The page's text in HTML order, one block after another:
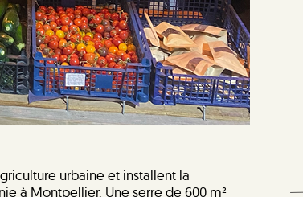
urbaine et installent la
à Montpellier. Une serre de 600 m²